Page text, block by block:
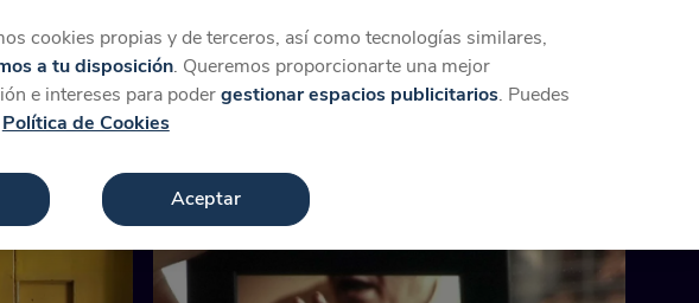
Iniciar sesión Crear cuenta
cookies propias y de terceros, así como tecnologías similares,
a tu disposición. Queremos proporcionarte una mejor
e intereses para podergestionar espacios publicitarios. Puedes
Política de Cookies
Aceptar